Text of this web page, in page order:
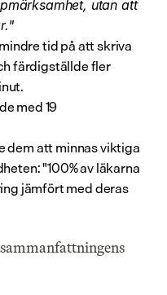
utan att
tid på att skriva
färdigställde fler
med 19
dem att minnas viktiga
"100% av läkarna
jämfört med deras